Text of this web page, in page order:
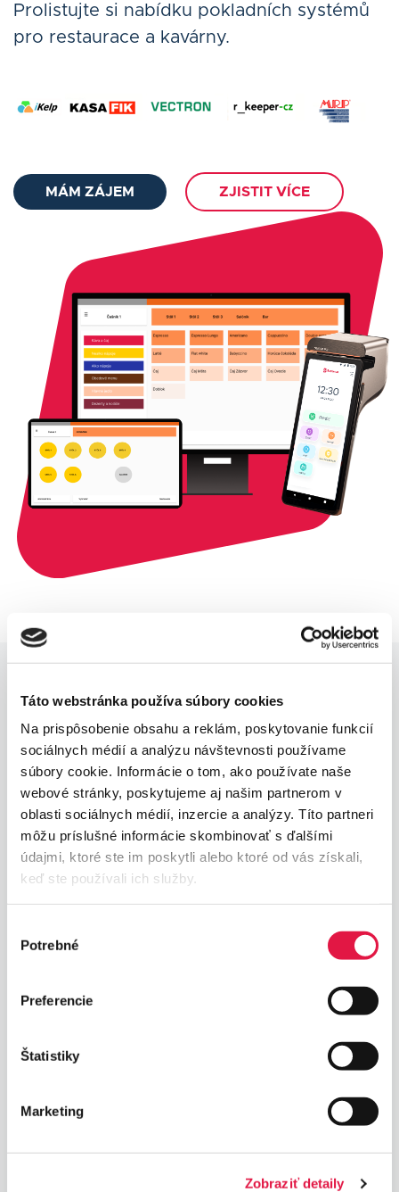
Táto webstránka používa súbory cookies
Na prispôsobenie obsahu a reklám, poskytovanie funkcií
sociálnych médií a analýzu návštevnosti používame
súbory cookie. Informácie o tom, ako používate naše
webové stránky, poskytujeme aj našim partnerom v
oblasti sociálnych médií, inzercie a analýzy. Títo partneri
môžu príslušné informácie skombinovať s ďalšími
údajmi, ktoré ste im poskytli alebo ktoré od vás získali,
keď ste používali ich služby.
súhlasu
Potrebné
Preferencie
Štatistiky
Marketing
Zobraziť detaily
Prolistujte si nabídku pokladních systémů
pro restaurace a kavárny.
MÁM ZÁJEM ZJISTIT VÍCE
Výhodní nabídka
Pořiďte si terminál a zbavte se měsíčních poplatků
Skvělá cena
Platí do konce roku nebo do vyprodání zásob